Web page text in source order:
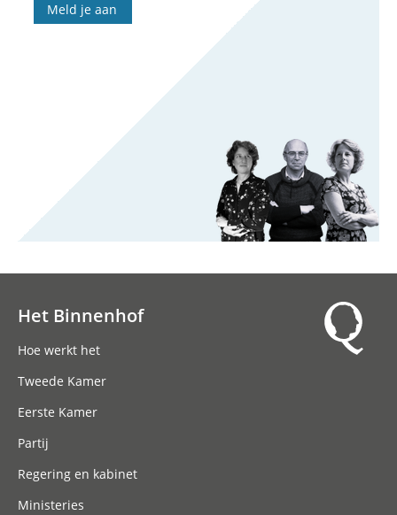
Meld je aan
Het Binnenhof
Hoe werkt het
Tweede Kamer
Eerste Kamer
Partij
Regering en kabinet
Ministeries